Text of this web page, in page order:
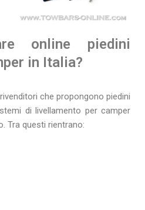
online piedini
in Italia?
che propongono piedini
di livellamento per camper
Tra questi rientrano: